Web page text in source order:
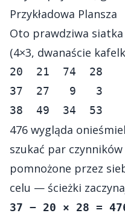
Przykładowa Plansza
Oto prawdziwa
(4×3, dwanaście
20  21  74  28
37  27   9   3
476 wygląda
szukać par
pomnożone przez
celu — ścieżki
37 − 20 × 28 =